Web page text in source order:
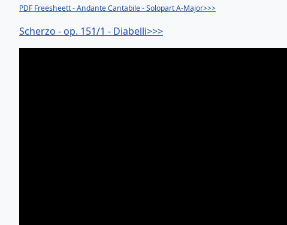
PDF Freesheett - Andante Cantabile - Solopart A-Major>>>
Scherzo - op. 151/1 - Diabelli>>>